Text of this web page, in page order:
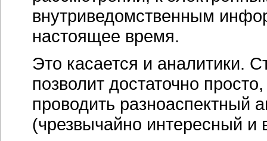
внутриведомственным
настоящее время.
Это касается и аналитики.
позволит достаточно
проводить разноаспектный
(чрезвычайно интересный и